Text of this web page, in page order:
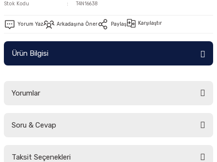
Stok Kodu
T4N16638
Yorum Yaz Arkadaşına Öner Paylaş Karşılaştır
Ürün Bilgisi
Yorumlar
Soru & Cevap
Taksit Seçenekleri